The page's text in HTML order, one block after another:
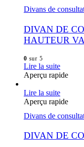
Divans de
DIVAN DE
HAUTEUR
0 sur 5
Lire la suite
Aperçu rapide
Lire la suite
Aperçu rapide
Divans de
DIVAN DE